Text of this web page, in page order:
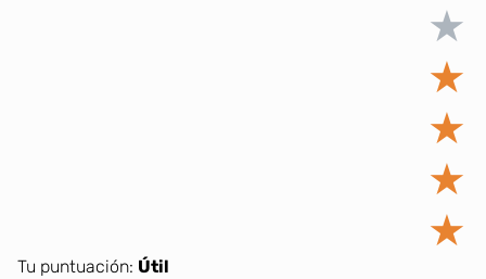
★
★
★
★
★
Tu puntuación: Útil